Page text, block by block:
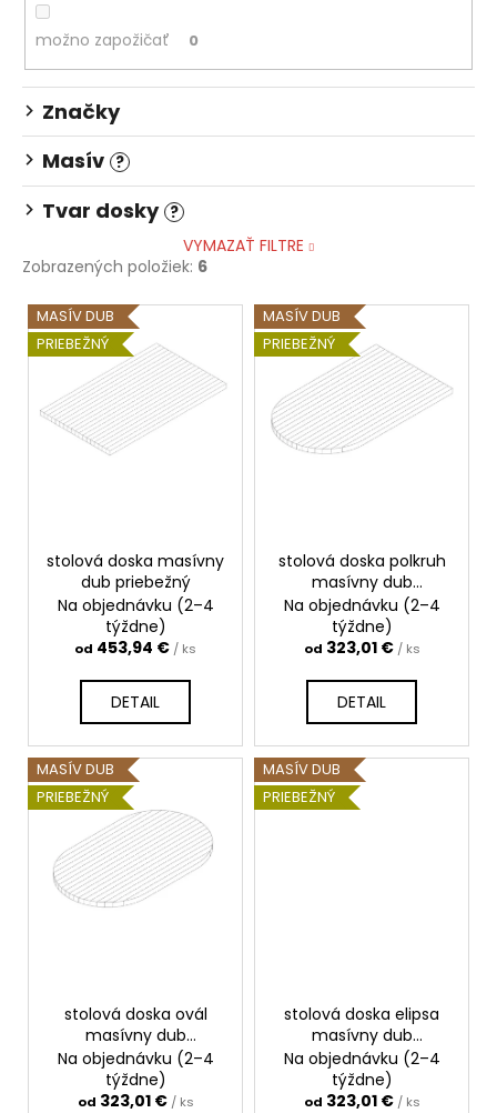
možno zapožičať 0
Značky
Masív ?
Tvar dosky ?
VYMAZAŤ FILTRE
Zobrazených položiek: 6
V
ý
p
MASÍV DUB
PRIEBEŽNÝ
stolová doska masívny
dub priebežný
Na objednávku (2–4
týždne)
od 453,94 € / ks
DETAIL
MASÍV DUB
PRIEBEŽNÝ
stolová doska polkruh
masívny dub
priebežný
Na objednávku (2–4
týždne)
od 323,01 € / ks
DETAIL
MASÍV DUB
PRIEBEŽNÝ
stolová doska ovál
masívny dub
priebežný
Na objednávku (2–4
týždne)
od 323,01 € / ks
MASÍV DUB
PRIEBEŽNÝ
stolová doska elipsa
masívny dub
priebežný
Na objednávku (2–4
týždne)
od 323,01 € / ks
HALIFAX
PRÍRODNÝ
181,07
€